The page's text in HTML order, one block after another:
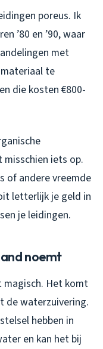
poreus. Ik
’80 en ’90, waar
met
te
die kosten €800-
iets op.
of andere vreemde
letterlijk je geld in
je leidingen.
noemt
magisch. Het komt
de waterzuivering.
hebben in
en kan het bij